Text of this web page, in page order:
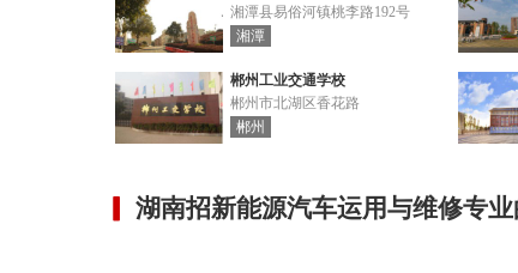
湘潭县易俗河镇桃李路192号
湘潭
郴州工业交通学校
郴州市北湖区香花路
郴州
湖南招新能源汽车运用与维修专业